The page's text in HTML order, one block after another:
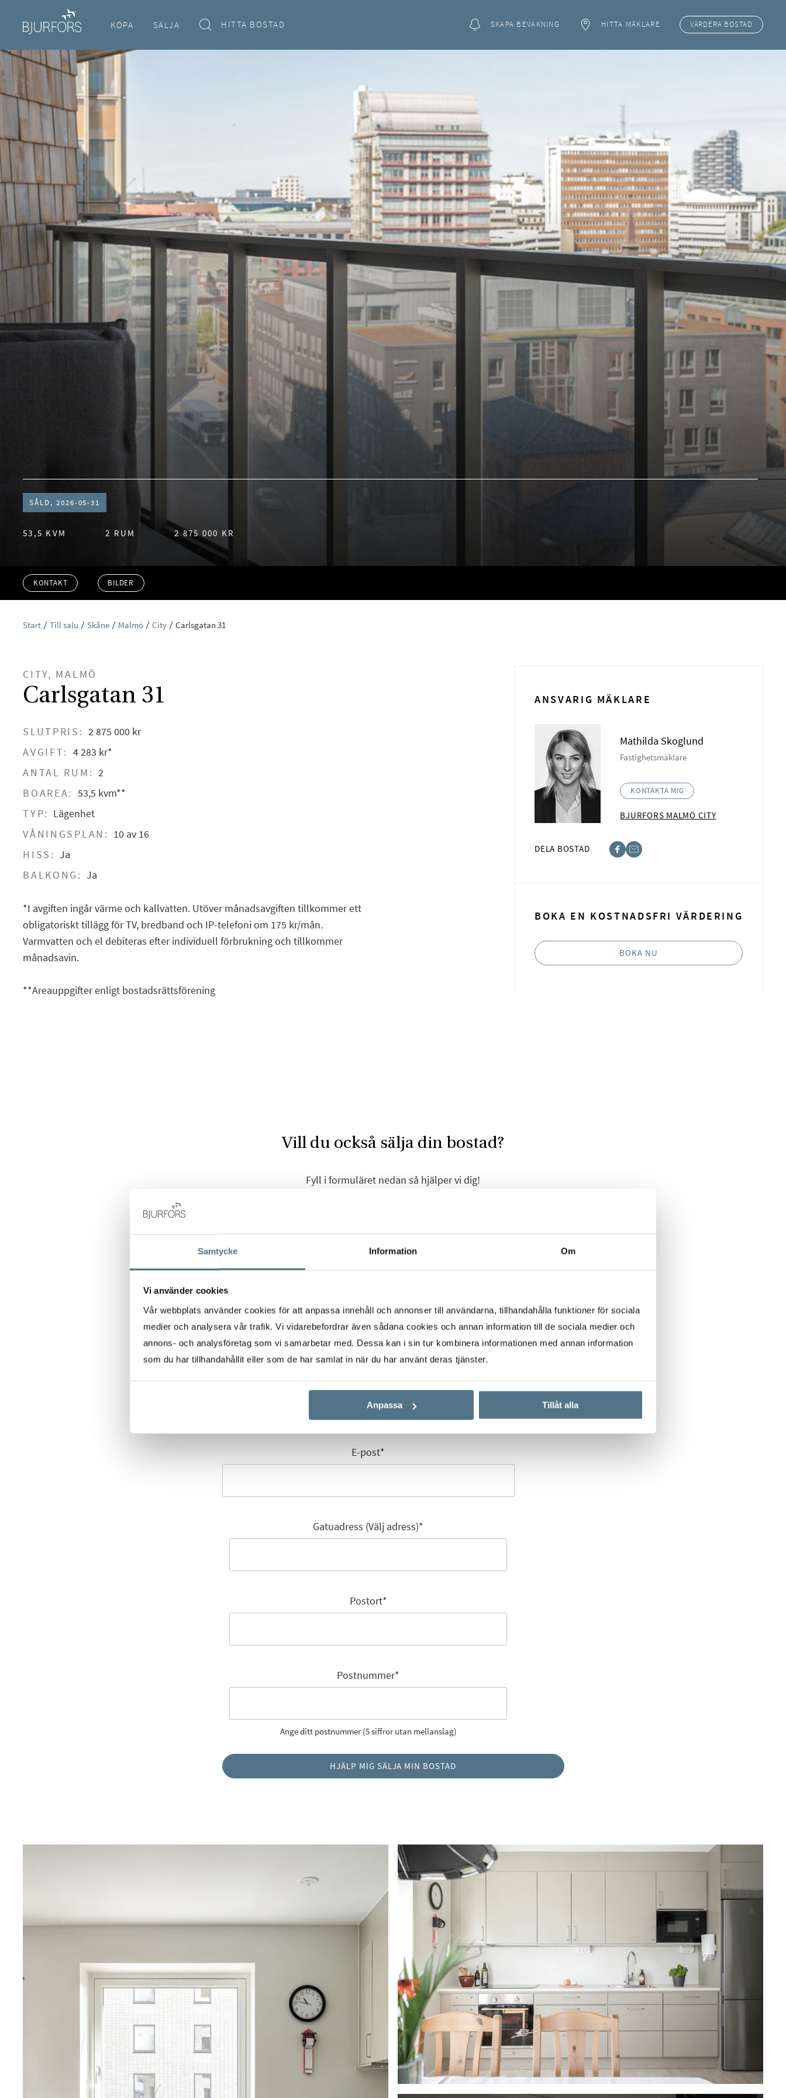
Samtycke Information Om
Vi använder cookies
Vår webbplats använder cookies för att anpassa innehåll och annonser till användarna, tillhandahålla funktioner för sociala
medier och analysera vår trafik. Vi vidarebefordrar även sådana cookies och annan information till de sociala medier och
annons- och analysföretag som vi samarbetar med. Dessa kan i sin tur kombinera informationen med annan information
som du har tillhandahållit eller som de har samlat in när du har använt deras tjänster.
Anpassa Tillåt alla
KÖPA SÄLJA HITTA BOSTAD SKAPA BEVAKNING HITTA MÄKLARE VÄRDERA BOSTAD
SÅLD, 2026-05-31
53,5 KVM 2 RUM 2 875 000 KR
KONTAKT BILDER
Start Till salu Skåne Malmö City Carlsgatan 31
CITY, MALMÖ
Carlsgatan 31
SLUTPRIS: 2 875 000 kr
AVGIFT: 4 283 kr*
ANTAL RUM: 2
BOAREA: 53,5 kvm**
TYP: Lägenhet
VÅNINGSPLAN: 10 av 16
HISS: Ja
BALKONG: Ja
*I avgiften ingår värme och kallvatten. Utöver månadsavgiften tillkommer ett
obligatoriskt tillägg för TV, bredband och IP-telefoni om 175 kr/mån.
Varmvatten och el debiteras efter individuell förbrukning och tillkommer
månadsavin.
**Areauppgifter enligt bostadsrättsförening
ANSVARIG MÄKLARE
Mathilda Skoglund
Fastighetsmäklare
KONTAKTA MIG
BJURFORS MALMÖ CITY
DELA BOSTAD
BOKA EN KOSTNADSFRI VÄRDERING
BOKA NU
Vill du också sälja din bostad?
Fyll i formuläret nedan så hjälper vi dig!
Efternamn
Mobilnummer*
E-post*
Gatuadress (Välj adress)*
Postort*
Postnummer*
Ange ditt postnummer (5 siffror utan mellanslag)